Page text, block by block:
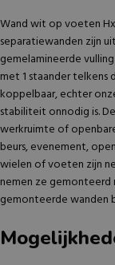
Wand wit op voeten
separatiewanden zijn
gemelamineerde
met 1 staander telkens
koppelbaar, echter
stabiliteit onnodig is.
werkruimte of
beurs, evenement,
wielen of voeten zijn
nemen ze
gemonteerde wanden